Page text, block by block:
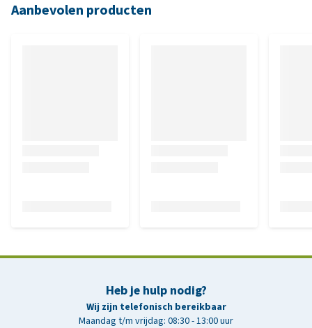
Aanbevolen producten
Heb je hulp nodig?
Wij zijn telefonisch bereikbaar
Maandag t/m vrijdag: 08:30 - 13:00 uur